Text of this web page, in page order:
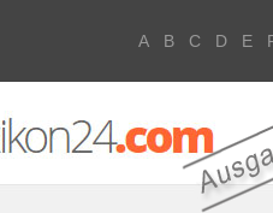
A B C D E